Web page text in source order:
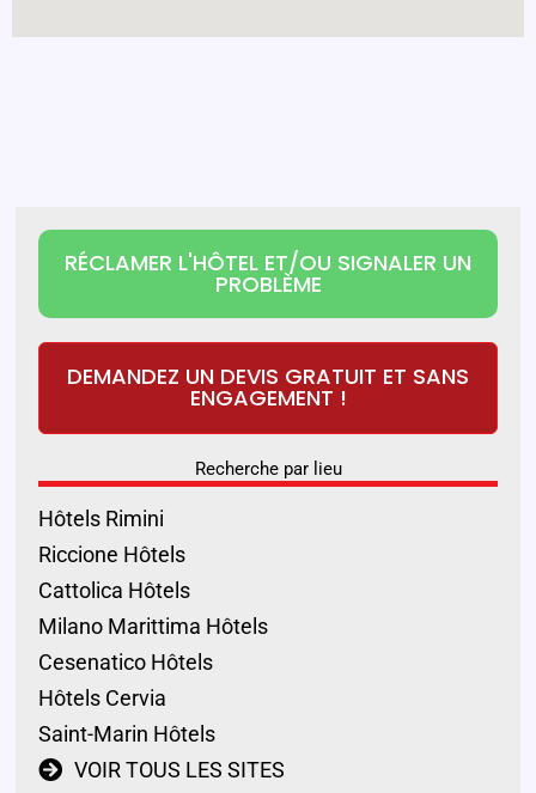
RÉCLAMER L'HÔTEL ET/OU SIGNALER UN
PROBLÈME
DEMANDEZ UN DEVIS GRATUIT ET SANS
ENGAGEMENT !
Recherche par lieu
Hôtels Rimini
Riccione Hôtels
Cattolica Hôtels
Milano Marittima Hôtels
Cesenatico Hôtels
Hôtels Cervia
Saint-Marin Hôtels
VOIR TOUS LES SITES